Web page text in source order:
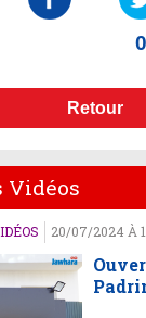
0
Retour
Vidéos
20/07/2024 À